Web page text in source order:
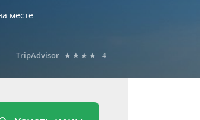
месте
TripAdvisor ★★★★ 4